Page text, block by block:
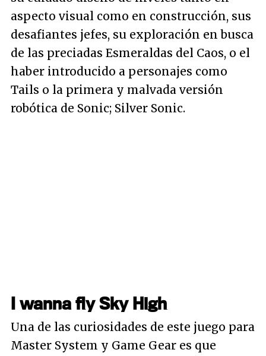
aspecto visual como en construcción, sus
desafiantes jefes, su exploración en busca
de las preciadas Esmeraldas del Caos, o el
haber introducido a personajes como
Tails o la primera y malvada versión
robótica de Sonic; Silver Sonic.
I wanna fly Sky High
Una de las curiosidades de este juego para
Master System y Game Gear es que